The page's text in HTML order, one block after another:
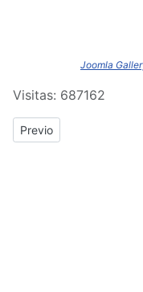
Joomla
Visitas: 687162
Previous article:
Previo